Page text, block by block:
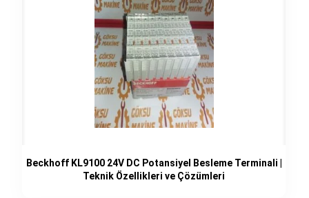
Beckhoff KL9100 24V DC Potansiyel Besleme Terminali |
Teknik Özellikleri ve Çözümleri